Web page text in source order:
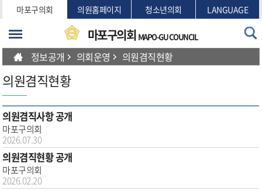
본문바로가기
마포구의회 의원홈페이지 청소년의회 LANGUAGE
마포구의회 MAPO-GU COUNCIL
정보공개 의회운영 의원겸직현황
의원겸직현황
의원겸직사항 공개
마포구의회
2026.07.30
의원겸직현황 공개
마포구의회
2026.02.20